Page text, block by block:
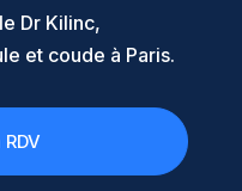
Dr Kilinc,
et coude à Paris.